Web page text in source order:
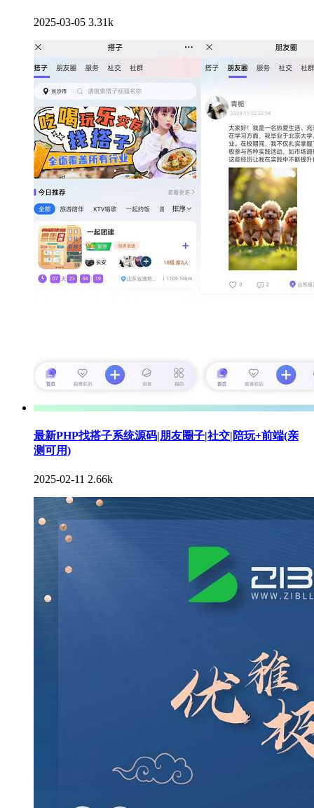
2025-03-05 3.31k
最新PHP找搭子系统源码|朋友圈子|社交|陪玩+前端(亲
测可用)
2025-02-11 2.66k